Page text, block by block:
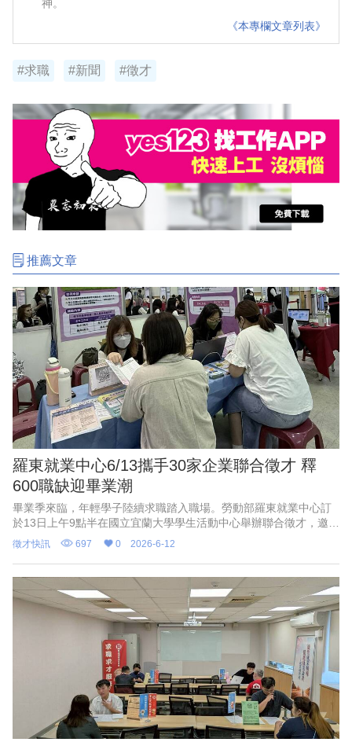
神。
《本專欄文章列表》
#求職 #新聞 #徵才
推薦文章
羅東就業中心6/13攜手30家企業聯合徵才 釋
600職缺迎畢業潮
畢業季來臨，年輕學子陸續求職踏入職場。勞動部羅東就業中心訂
於13日上午9點半在國立宜蘭大學學生活動中心舉辦聯合徵才，邀集
30家企業參與，提供近600個工作機會，全職工作平均薪資3萬7000
元。
徵才快訊 697 0 2026-6-12